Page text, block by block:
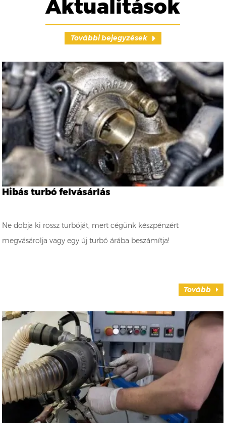
Aktualitások
További bejegyzések
Hibás turbó felvásárlás
Ne dobja ki rossz turbóját, mert cégünk készpénzért
megvásárolja vagy egy új turbó árába beszámítja!
Tovább